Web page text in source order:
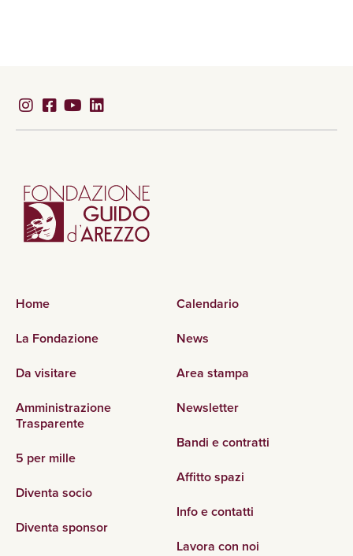
Home
La Fondazione
Da visitare
Amministrazione
Trasparente
5 per mille
Diventa socio
Diventa sponsor
Calendario
News
Area stampa
Newsletter
Bandi e contratti
Affitto spazi
Info e contatti
Lavora con noi